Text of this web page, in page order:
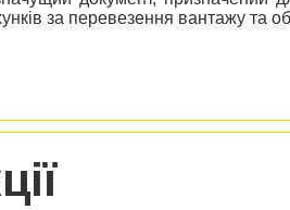
за перевезення вантажу та